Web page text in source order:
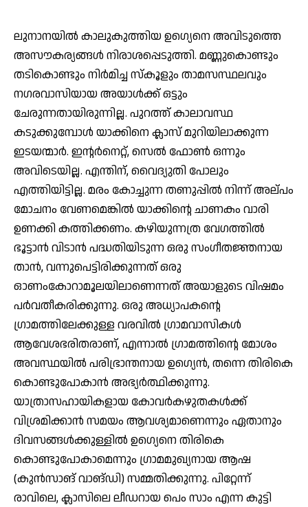
ലുനാനയില്‍ കാലുകുത്തിയ ഉഗ്യെനെ അവിടുത്തെ
അസൗകര്യങ്ങള്‍ നിരാശപ്പെടുത്തി. മണ്ണുകൊണ്ടും
തടികൊണ്ടും നിര്‍മിച്ച സ്‌കൂളും താമസസ്ഥലവും
നഗരവാസിയായ അയാള്‍ക്ക് ഒട്ടും
ചേരുന്നതായിരുന്നില്ല. പുറത്ത് കാലാവസ്ഥ
കടുക്കുമ്പോള്‍ യാക്കിനെ ക്ലാസ് മുറിയിലാക്കുന്ന
ഇടയന്മാര്‍. ഇന്റര്‍നെറ്റ്, സെല്‍ ഫോണ്‍ ഒന്നും
അവിടെയില്ല. എന്തിന്, വൈദ്യുതി പോലും
എത്തിയിട്ടില്ല. മരം കോച്ചുന്ന തണുപ്പില്‍ നിന്ന് അല്പം
മോചനം വേണമെങ്കില്‍ യാക്കിന്റെ ചാണകം വാരി
ഉണക്കി കത്തിക്കണം. കഴിയുന്നത്ര വേഗത്തില്‍
ഭൂട്ടാന്‍ വിടാന്‍ പദ്ധതിയിടുന്ന ഒരു സംഗീതജ്ഞനായ
താന്‍, വന്നുപെട്ടിരിക്കുന്നത് ഒരു
ഓണംകോറാമൂലയിലാണെന്നത് അയാളുടെ വിഷമം
പര്‍വതീകരിക്കുന്നു. ഒരു അധ്യാപകന്റെ
ഗ്രാമത്തിലേക്കുള്ള വരവില്‍ ഗ്രാമവാസികള്‍
ആവേശഭരിതരാണ്, എന്നാല്‍ ഗ്രാമത്തിന്റെ മോശം
അവസ്ഥയില്‍ പരിഭ്രാന്തനായ ഉഗ്യെന്‍, തന്നെ തിരികെ
കൊണ്ടുപോകാന്‍ അഭ്യര്‍ത്ഥിക്കുന്നു.
യാത്രാസഹായികളായ കോവര്‍കഴുതകള്‍ക്ക്
വിശ്രമിക്കാന്‍ സമയം ആവശ്യമാണെന്നും ഏതാനും
ദിവസങ്ങള്‍ക്കുള്ളില്‍ ഉഗ്യെനെ തിരികെ
കൊണ്ടുപോകാമെന്നും ഗ്രാമമുഖ്യനായ ആഷ
(കുന്‍സാങ് വാങ്ഡി) സമ്മതിക്കുന്നു. പിറ്റേന്ന്
രാവിലെ, ക്ലാസിലെ ലീഡറായ പെം സാം എന്ന കുട്ടി